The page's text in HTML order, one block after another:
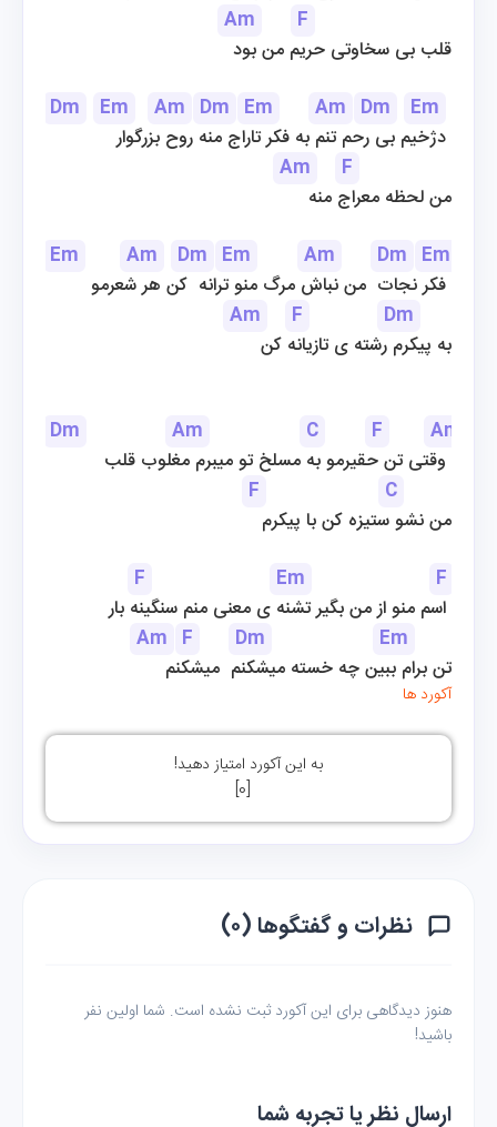
Am
F
قلب بی سخاوتی حریم من بود
Dm
Em Am Dm Em Am Dm Em
Am
F
من لحظه معراج منه
Em
Am Dm Em Am Dm Em
Am
F
Dm
به پیکرم رشته ی تازیانه کن
Dm Am C F
Am
F
C
من نشو ستیزه کن با پیکرم
F
Em
F
Am F Dm
Em
تن برام ببین چه خسته میشکنم  میشکنم
آکورد ها
به این آکورد امتیاز دهید!
[
0
]
نظرات و گفتگوها (۰)
هنوز دیدگاهی برای این آکورد ثبت نشده است. شما اولین نفر
باشید!
ارسال نظر یا تجربه شما